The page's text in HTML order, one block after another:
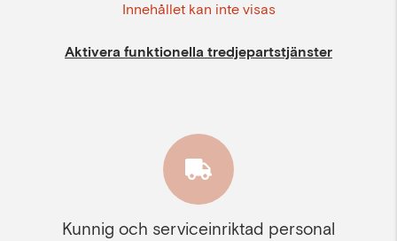
Innehållet kan inte visas
Aktivera funktionella tredjepartstjänster
Kunnig och serviceinriktad personal